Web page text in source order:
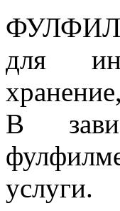
для
В
услуги.